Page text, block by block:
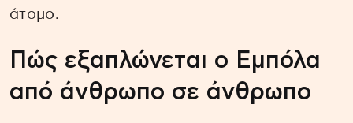
άτομο.
Πώς εξαπλώνεται ο Εμπόλα
από άνθρωπο σε άνθρωπο